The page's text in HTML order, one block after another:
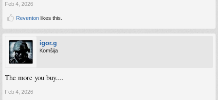
Feb 4, 2026
Reventon likes this.
igor.g
Komšija
The more you buy....
Feb 4, 2026